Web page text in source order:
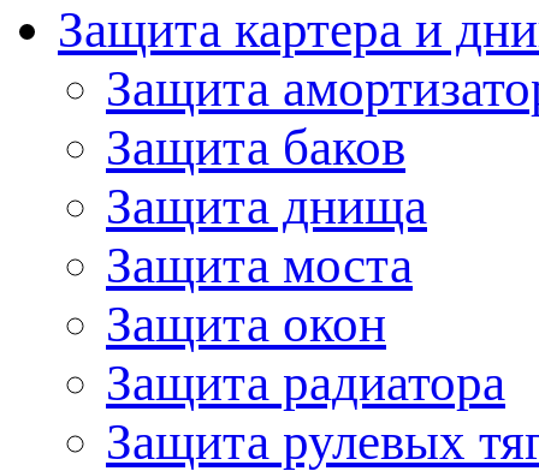
Защита картера и
Защита
Защита баков
Защита днища
Защита моста
Защита окон
Защита радиатора
Защита рулевых